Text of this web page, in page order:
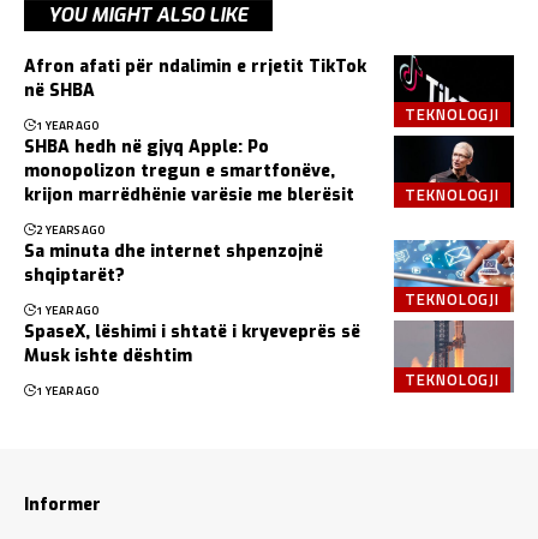
YOU MIGHT ALSO LIKE
TEKNOLOGJI
Afron afati për ndalimin e rrjetit TikTok
në SHBA
1 YEAR AGO
TEKNOLOGJI
SHBA hedh në gjyq Apple: Po
monopolizon tregun e smartfonëve,
krijon marrëdhënie varësie me blerësit
2 YEARS AGO
TEKNOLOGJI
Sa minuta dhe internet shpenzojnë
shqiptarët?
1 YEAR AGO
TEKNOLOGJI
SpaseX, lëshimi i shtatë i kryeveprës së
Musk ishte dështim
1 YEAR AGO
Informer